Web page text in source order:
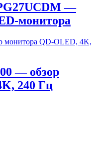
—
монитора
— обзор
240 Гц